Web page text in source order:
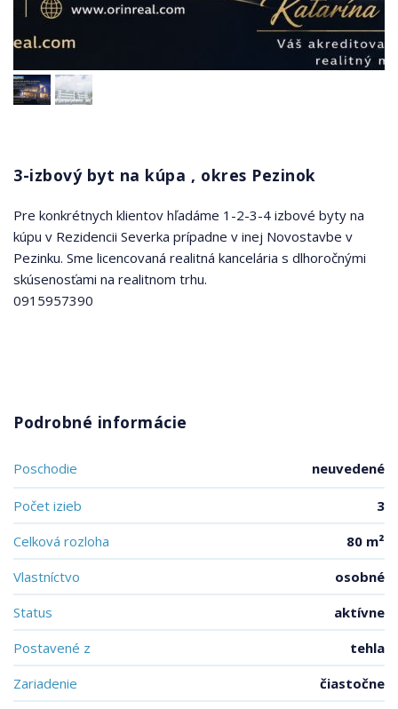
3-izbový byt na kúpa , okres Pezinok
Pre konkrétnych klientov hľadáme 1-2-3-4 izbové byty na
kúpu v Rezidencii Severka prípadne v inej Novostavbe v
Pezinku. Sme licencovaná realitná kancelária s dlhoročnými
skúsenosťami na realitnom trhu.
0915957390
Podrobné informácie
Poschodie neuvedené
Počet izieb
3
Celková rozloha
80 m²
Vlastníctvo
osobné
Status
aktívne
Postavené z
tehla
Zariadenie
čiastočne